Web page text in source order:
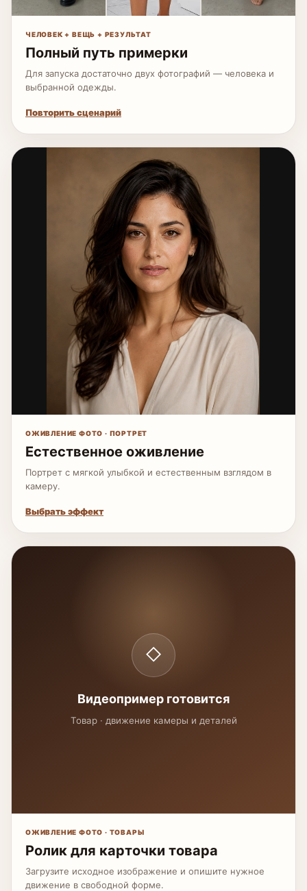
ЧЕЛОВЕК + ВЕЩЬ + РЕЗУЛЬТАТ
Полный путь примерки
Для запуска достаточно двух фотографий — человека и
выбранной одежды.
Повторить сценарий
ОЖИВЛЕНИЕ ФОТО · ПОРТРЕТ
Естественное оживление
Портрет с мягкой улыбкой и естественным взглядом в
камеру.
Выбрать эффект
◇
Видеопример готовится
Товар · движение камеры и деталей
ОЖИВЛЕНИЕ ФОТО · ТОВАРЫ
Ролик для карточки товара
Загрузите исходное изображение и опишите нужное
движение в свободной форме.